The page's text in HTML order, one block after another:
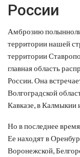
России
Амброзию
территории нашей
территории
главная область
России. Она
Волгоградской
Кавказе, в Калмыкии
Но в последнее
Ее находят в
Воронежской,